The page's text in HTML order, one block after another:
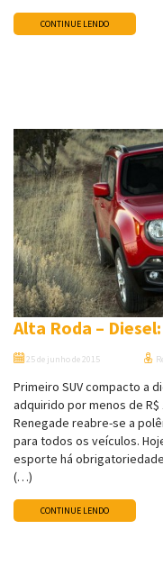
CONTINUE LENDO
Alta Roda –
25 de junho de 2015
Primeiro SUV compacto a
adquirido por menos de
Renegade reabre-se a
para todos os veículos.
esporte há
(…)
CONTINUE LENDO